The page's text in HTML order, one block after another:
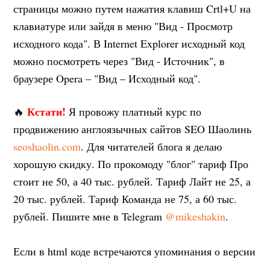
страницы можно путем нажатия клавиш Crtl+U на
клавиатуре или зайдя в меню "Вид - Просмотр
исходного кода". В Internet Explorer исходный код
можно посмотреть через "Вид - Источник", в
браузере Opera – "Вид – Исходный код".
🔥Кстати! Я провожу платный курс по
продвижению англоязычных сайтов SEO Шаолинь
seoshaolin.com. Для читателей блога я делаю
хорошую скидку. По прокомоду "блог" тариф Про
стоит не 50, а 40 тыс. рублей. Тариф Лайт не 25, а
20 тыс. рублей. Тариф Команда не 75, а 60 тыс.
рублей. Пишите мне в Telegram @mikeshakin.
Если в html коде встречаются упоминания о версии